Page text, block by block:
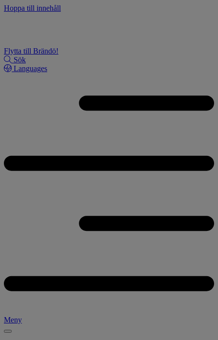
Hoppa till innehåll
Flytta till Brändö!
Sök
Languages
Meny